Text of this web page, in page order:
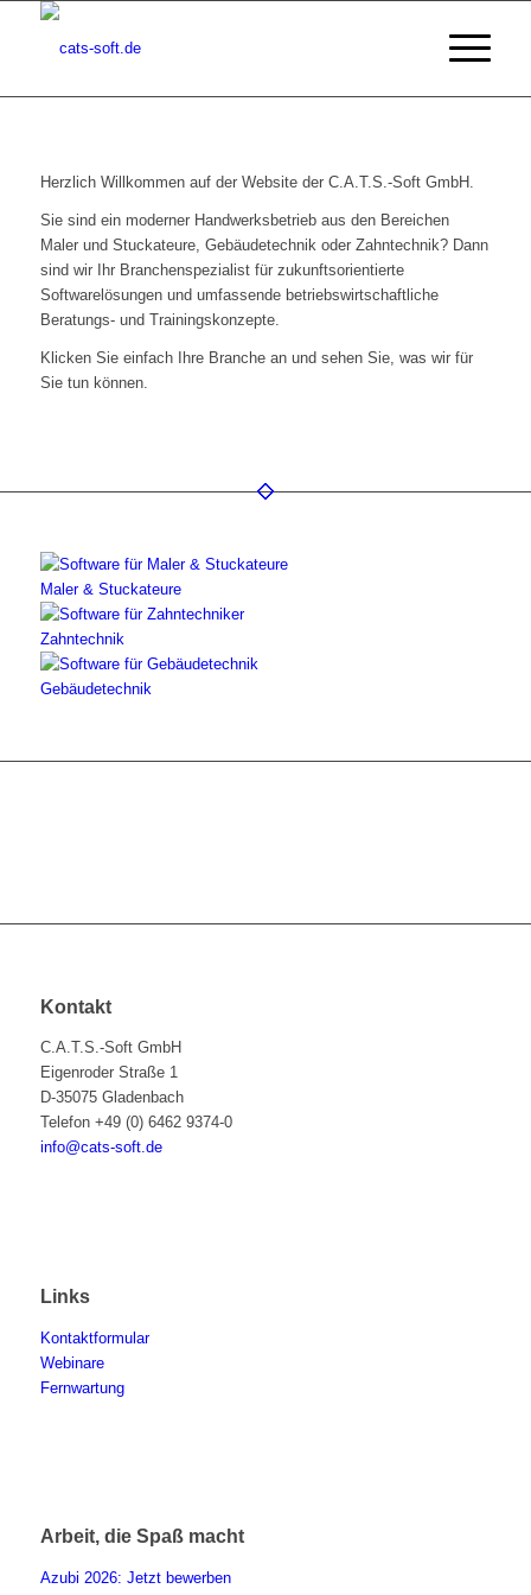
Herzlich Willkommen auf der Website der C.A.T.S.-Soft GmbH.
Sie sind ein moderner Handwerksbetrieb aus den Bereichen
Maler und Stuckateure, Gebäudetechnik oder Zahntechnik? Dann
sind wir Ihr Branchenspezialist für zukunftsorientierte
Softwarelösungen und umfassende betriebswirtschaftliche
Beratungs- und Trainingskonzepte.
Klicken Sie einfach Ihre Branche an und sehen Sie, was wir für
Sie tun können.
Maler & Stuckateure
Zahntechnik
Gebäudetechnik
Kontakt
C.A.T.S.-Soft GmbH
Eigenroder Straße 1
D-35075 Gladenbach
Telefon +49 (0) 6462 9374-0
info@cats-soft.de
Links
Kontaktformular
Webinare
Fernwartung
Arbeit, die Spaß macht
Azubi 2026: Jetzt bewerben